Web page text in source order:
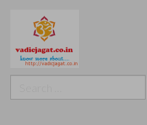
for: